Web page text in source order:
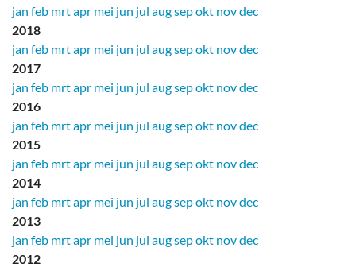
jan feb mrtapr mei jun jul augsepokt novdec
2018
jan feb mrtapr mei jun jul augsepokt novdec
2017
jan feb mrtapr mei jun jul augsepokt novdec
2016
jan feb mrtapr mei jun jul augsepokt novdec
2015
jan feb mrtapr mei jun jul augsepokt novdec
2014
jan feb mrtapr mei jun jul augsepokt novdec
2013
jan feb mrtapr mei jun jul augsepokt novdec
2012